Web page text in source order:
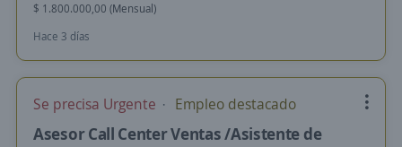
$ 1.800.000,00 (Mensual)
Hace 3 días
Se precisa Urgente Empleo destacado
Asesor Call Center Ventas /Asistente de